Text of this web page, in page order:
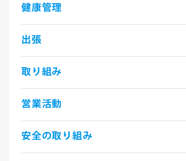
健康管理
出張
取り組み
営業活動
安全の取り組み